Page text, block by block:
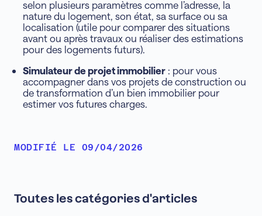
selon plusieurs paramètres comme l’adresse, la
nature du logement, son état, sa surface ou sa
localisation (utile pour comparer des situations
avant ou après travaux ou réaliser des estimations
pour des logements futurs).
Simulateur de projet immobilier : pour vous
accompagner dans vos projets de construction ou
de transformation d’un bien immobilier pour
estimer vos futures charges.
MODIFIÉ LE 09/04/2026
Toutes les catégories d'articles